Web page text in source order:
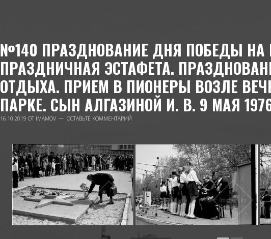
№140 ПРАЗДНОВАНИЕ ДНЯ ПОБЕДЫ
ПРАЗДНИЧНАЯ ЭСТАФЕТА.
ОТДЫХА. ПРИЕМ В ПИОНЕРЫ ВОЗЛЕ
ПАРКЕ. СЫН АЛГАЗИНОЙ И. В. 9 МАЯ
16.10.2019 ОТ IMAMOV ОСТАВЬТЕ КОММЕНТАРИЙ